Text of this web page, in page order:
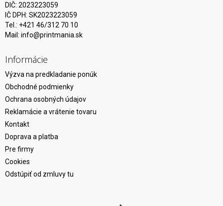
DIČ: 2023223059
IČ DPH: SK2023223059
Tel.: +421 46/312 70 10
Mail: info@printmania.sk
Informácie
Výzva na predkladanie ponúk
Obchodné podmienky
Ochrana osobných údajov
Reklamácie a vrátenie tovaru
Kontakt
Doprava a platba
Pre firmy
Cookies
Odstúpiť od zmluvy tu